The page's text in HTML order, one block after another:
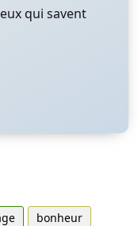
qui savent
bonheur